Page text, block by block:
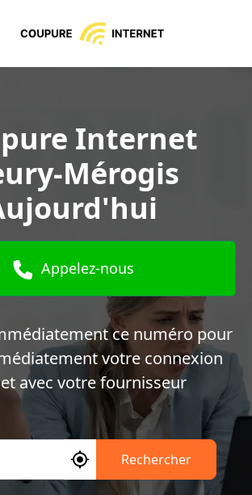
Internet
Mérogis
Appelez-nous
ce numéro pour
votre connexion
avec votre fournisseur
Rechercher